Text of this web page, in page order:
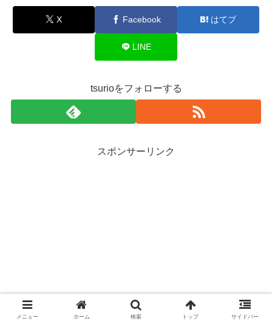
X Facebook はてブ
LINE
tsurioをフォローする
スポンサーリンク
メニュー ホーム 検索 トップ サイドバー